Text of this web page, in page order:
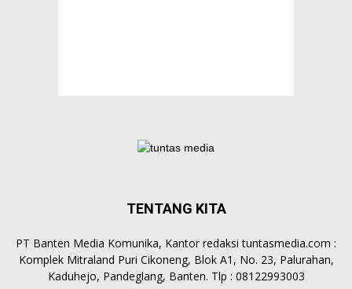
TENTANG KITA
PT Banten Media Komunika, Kantor redaksi tuntasmedia.com :
Komplek Mitraland Puri Cikoneng, Blok A1, No. 23, Palurahan,
Kaduhejo, Pandeglang, Banten. Tlp : 08122993003